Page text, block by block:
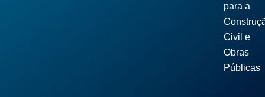
para a
Civil e
Obras
Públicas